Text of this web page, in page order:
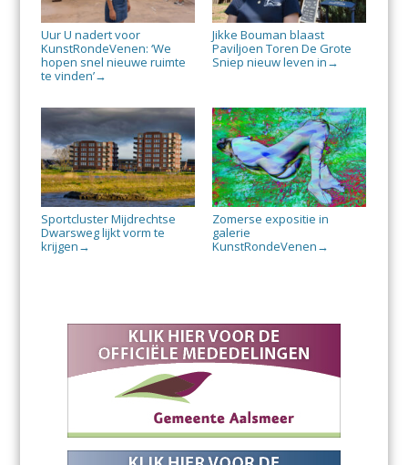
Uur U nadert voor
KunstRondeVenen: ‘We
hopen snel nieuwe ruimte
te vinden’→
Jikke Bouman blaast
Paviljoen Toren De Grote
Sniep nieuw leven in →
Sportcluster Mijdrechtse
Dwarsweg lijkt vorm te
krijgen →
Zomerse expositie in
galerie
KunstRondeVenen →